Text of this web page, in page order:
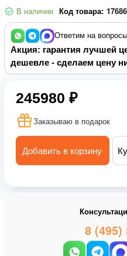
В наличии Код товара: 17686
Ответим на
Акция: гарантия лучшей
дешевле - сделаем цену
245980 ₽
Заказываю в подарок
Добавить в корзину
8 (495)